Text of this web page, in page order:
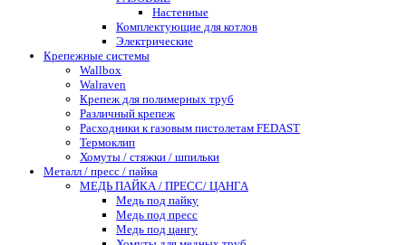
Настенные
Комплектующие для котлов
Электрические
Крепежные системы
Wallbox
Walraven
Крепеж для полимерных труб
Различный крепеж
Расходники к газовым пистолетам FEDAST
Термоклип
Хомуты / стяжки / шпильки
Металл / пресс / пайка
МЕДЬ ПАЙКА / ПРЕСС/ ЦАНГА
Медь под пайку
Медь под пресс
Медь под цангу